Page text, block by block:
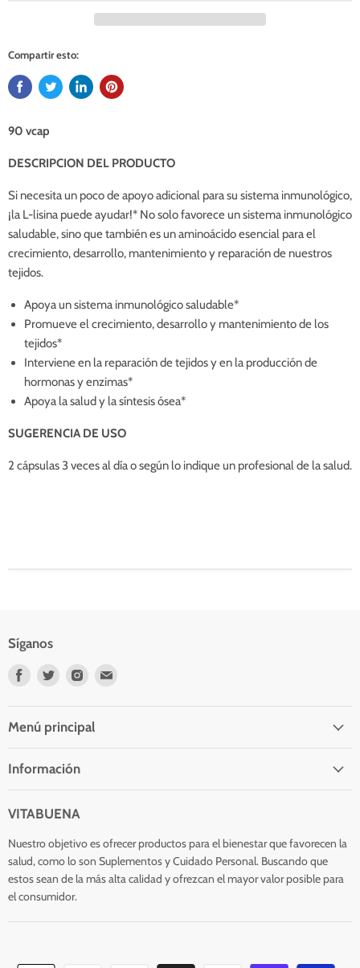
Compartir esto:
90 vcap
DESCRIPCION DEL PRODUCTO
Si necesita un poco de apoyo adicional para su sistema inmunológico,
¡la L-lisina puede ayudar!* No solo favorece un sistema inmunológico
saludable, sino que también es un aminoácido esencial para el
crecimiento, desarrollo, mantenimiento y reparación de nuestros
tejidos.
Apoya un sistema inmunológico saludable*
Promueve el crecimiento, desarrollo y mantenimiento de los
tejidos*
Interviene en la reparación de tejidos y en la producción de
hormonas y enzimas*
Apoya la salud y la síntesis ósea*
SUGERENCIA DE USO
2 cápsulas 3 veces al día o según lo indique un profesional de la salud.
Síganos
EncuéntrenosEncuéntrenosEncuéntrenos
Menú principal
Información
VITABUENA
Nuestro objetivo es ofrecer productos para el bienestar que favorecen la
salud, como lo son Suplementos y Cuidado Personal. Buscando que
estos sean de la más alta calidad y ofrezcan el mayor valor posible para
el consumidor.